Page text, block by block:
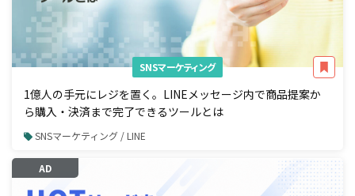
SNSマーケティング
1億人の手元にレジを置く。LINEメッセージ内で商品提案か
ら購入・決済まで完了できるツールとは
SNSマーケティング / LINE
AD